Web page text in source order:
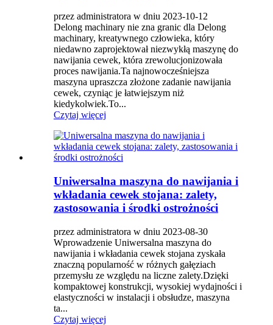
przez administratora w dniu 2023-10-12
Delong machinary nie zna granic dla Delong
machinary, kreatywnego człowieka, który
niedawno zaprojektował niezwykłą maszynę do
nawijania cewek, która zrewolucjonizowała
proces nawijania.Ta najnowocześniejsza
maszyna upraszcza złożone zadanie nawijania
cewek, czyniąc je łatwiejszym niż
kiedykolwiek.To...
Czytaj więcej
Uniwersalna maszyna do nawijania i
wkładania cewek stojana: zalety,
zastosowania i środki ostrożności
przez administratora w dniu 2023-08-30
Wprowadzenie Uniwersalna maszyna do
nawijania i wkładania cewek stojana zyskała
znaczną popularność w różnych gałęziach
przemysłu ze względu na liczne zalety.Dzięki
kompaktowej konstrukcji, wysokiej wydajności i
elastyczności w instalacji i obsłudze, maszyna
ta...
Czytaj więcej